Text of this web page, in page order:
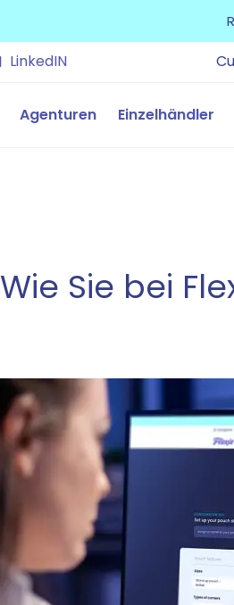
LinkedIN
Agenturen Einzelhändler
Wie Sie bei